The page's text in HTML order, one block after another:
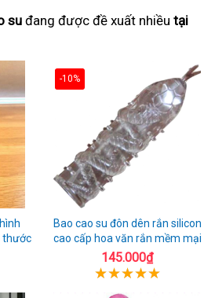
suđang được đề xuất nhiều tại
thước
-10%
Bao cao su đôn dên rắn silicon
cao cấp hoa văn rắn mềm mại
145.000₫